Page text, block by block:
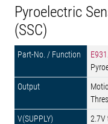
Pyroelectric
(SSC)
2.7V